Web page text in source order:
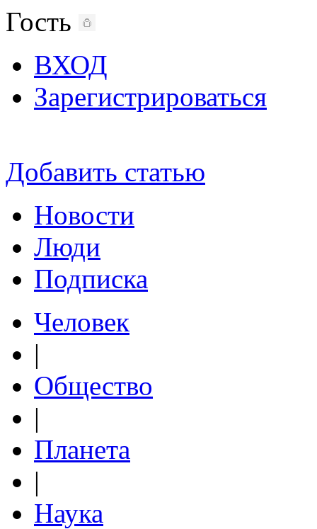
Гость
ВХОД
Зарегистрироваться
Добавить статью
Новости
Люди
Подписка
Человек
|
Общество
|
Планета
|
Наука